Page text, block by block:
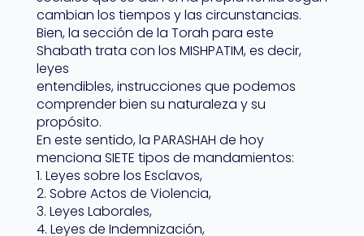
cambian los tiempos y las circunstancias.
Bien, la sección de la Torah para este
Shabath trata con los MISHPATIM, es decir,
leyes
entendibles, instrucciones que podemos
comprender bien su naturaleza y su
propósito.
En este sentido, la PARASHAH de hoy
menciona SIETE tipos de mandamientos:
1. Leyes sobre los Esclavos,
2. Sobre Actos de Violencia,
3. Leyes Laborales,
4. Leyes de Indemnización,